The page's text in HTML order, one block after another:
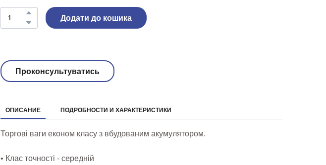
Додати до кошика
Проконсультуватись
ОПИСАНИЕ ПОДРОБНОСТИ И ХАРАКТЕРИСТИКИ
Торгові ваги економ класу з вбудованим акумулятором.
• Клас точності - середній